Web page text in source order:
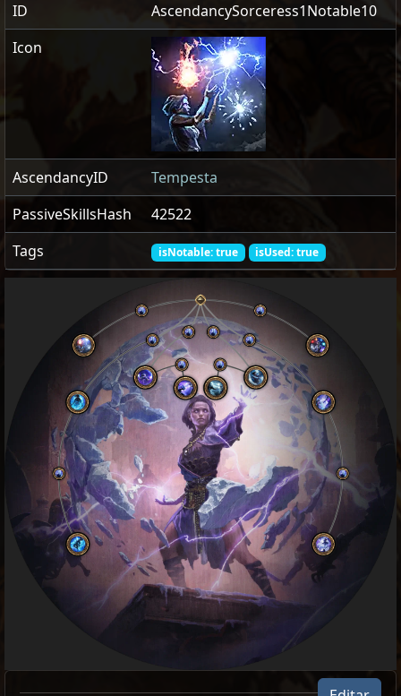
ID
AscendancySorceress1Notable10
Icon
AscendancyID
Tempesta
PassiveSkillsHash
42522
Tags
isNotable: true isUsed: true